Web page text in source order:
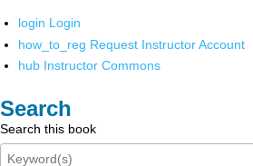
login Login
how_to_reg Request Instructor Account
hub Instructor Commons
Search
Search this book